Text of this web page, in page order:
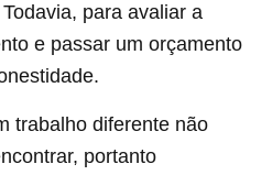
Todavia, para avaliar a
e passar um orçamento
trabalho diferente não
portanto